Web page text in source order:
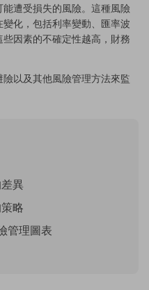
遭受損失的風險。這種風險
化，包括利率變動、匯率波
因素的不確定性越高，財務
以及其他風險管理方法來監
異
略
管理圖表